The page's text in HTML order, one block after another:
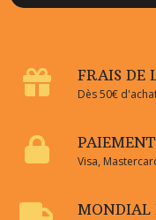
FRAIS DE
Dès 50€
Visa,
MONDIAL